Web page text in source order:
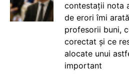
contestații nota
de erori îmi
profesorii buni,
corectat și ce
alocate unui
important